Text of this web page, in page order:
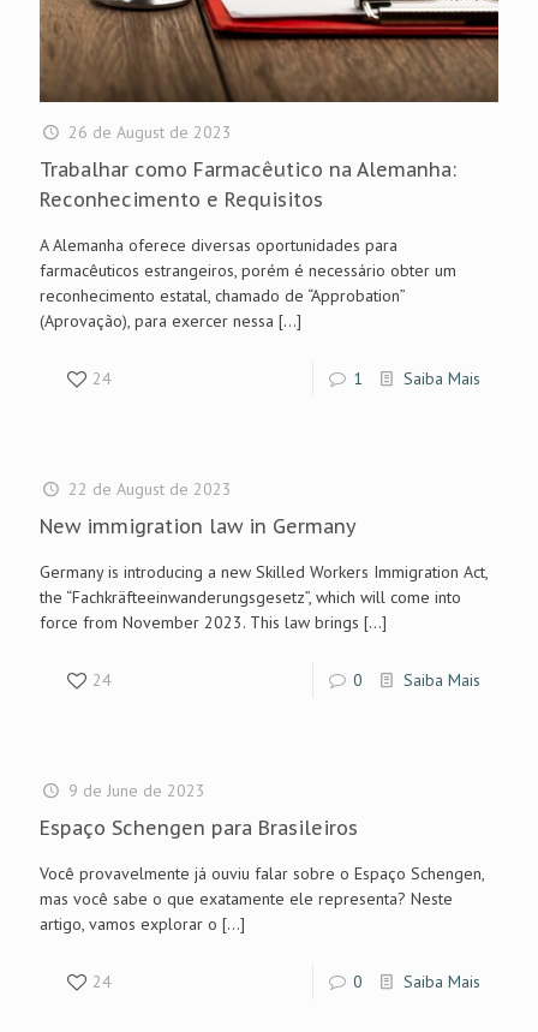
26 de August de 2023
Trabalhar como Farmacêutico na Alemanha:
Reconhecimento e Requisitos
A Alemanha oferece diversas oportunidades para
farmacêuticos estrangeiros, porém é necessário obter um
reconhecimento estatal, chamado de “Approbation”
(Aprovação), para exercer nessa […]
24 1 Saiba Mais
22 de August de 2023
New immigration law in Germany
Germany is introducing a new Skilled Workers Immigration Act,
the “Fachkräfteeinwanderungsgesetz”, which will come into
force from November 2023. This law brings […]
24 0 Saiba Mais
9 de June de 2023
Espaço Schengen para Brasileiros
Você provavelmente já ouviu falar sobre o Espaço Schengen,
mas você sabe o que exatamente ele representa? Neste
artigo, vamos explorar o […]
24 0 Saiba Mais